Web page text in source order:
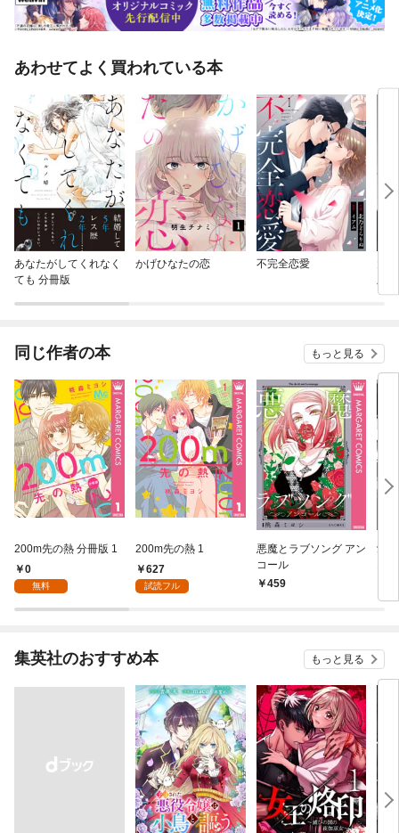
あわせてよく買われている本
あなたがしてくれなく
ても 分冊版
かげひなたの恋 不完全恋愛
版
同じ作者の本 もっと見る
200m先の熱 分冊版 1
0
無料
200m先の熱 1
627
試読フル
悪魔とラブソング アン
コール
459
愛
集英社のおすすめ本 もっと見る